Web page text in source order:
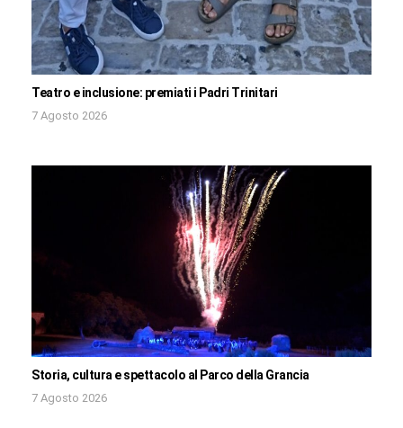
Teatro e inclusione: premiati i Padri Trinitari
7 Agosto 2026
Storia, cultura e spettacolo al Parco della Grancia
7 Agosto 2026